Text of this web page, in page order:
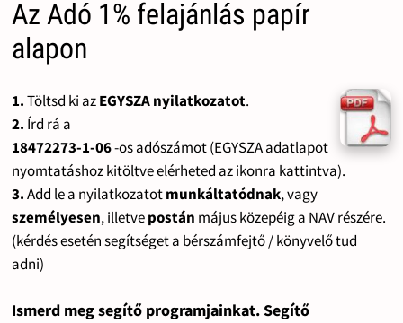
Az Adó 1% felajánlás papír
alapon
1.Töltsd ki azEGYSZA nyilatkozatot.
2. Írd rá a
18472273-1-06-os adószámot (EGYSZA adatlapot
nyomtatáshoz kitöltve elérheted az ikonra kattintva).
3.Add le a nyilatkozatotmunkáltatódnak, vagy
személyesen, illetvepostán május közepéig a NAV részére.
(kérdés esetén segítséget a bérszámfejtő / könyvelő tud
adni)
Ismerd meg segítő programjainkat. Segítő